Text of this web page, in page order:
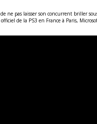
ne pas laisser son concurrent briller
de la PS3 en France à Paris,